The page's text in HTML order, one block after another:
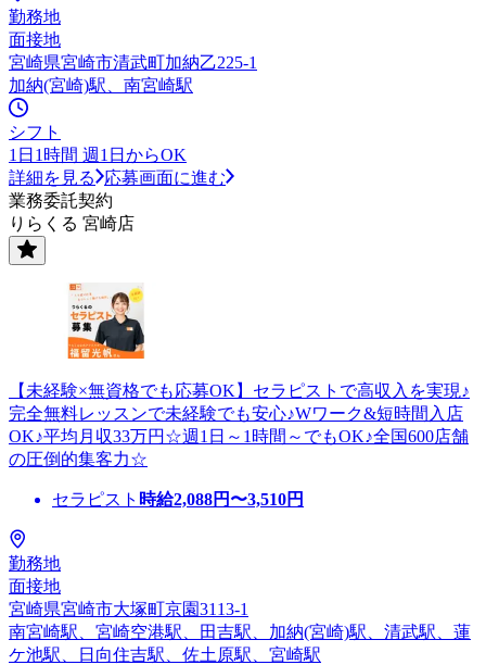
勤務地
面接地
宮崎県宮崎市清武町加納乙225-1
加納(宮崎)駅、南宮崎駅
シフト
1日1時間 週1日からOK
詳細を見る
応募画面に進む
業務委託契約
りらくる 宮崎店
【未経験×無資格でも応募OK】セラピストで高収入を実現♪
完全無料レッスンで未経験でも安心♪Wワーク&短時間入店
OK♪平均月収33万円☆週1日～1時間～でもOK♪全国600店舗
の圧倒的集客力☆
セラピスト 時給2,088円〜3,510円
勤務地
面接地
宮崎県宮崎市大塚町京園3113-1
南宮崎駅、宮崎空港駅、田吉駅、加納(宮崎)駅、清武駅、蓮
ケ池駅、日向住吉駅、佐土原駅、宮崎駅